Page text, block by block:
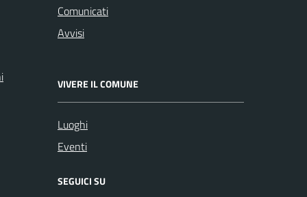
Comunicati
Avvisi
VIVERE IL COMUNE
Luoghi
Eventi
SEGUICI SU